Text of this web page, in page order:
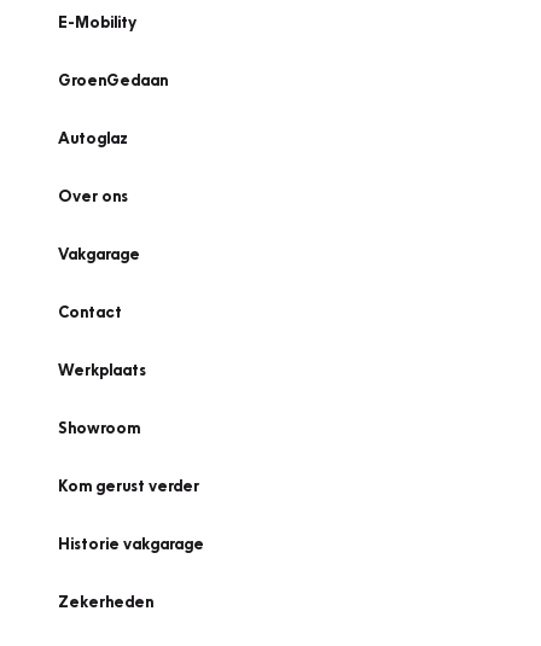
E-Mobility
GroenGedaan
Autoglaz
Over ons
Vakgarage
Contact
Werkplaats
Showroom
Kom gerust verder
Historie vakgarage
Zekerheden